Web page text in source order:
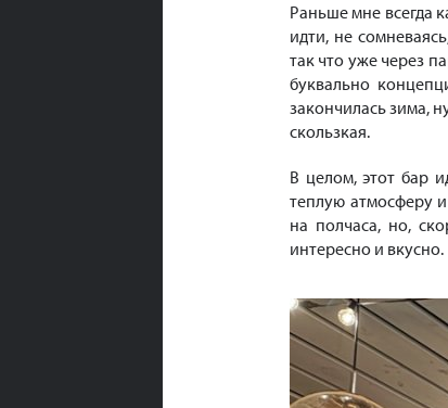
Раньше мне всегда
идти, не
так что уже через
буквально
закончилась зима,
скользкая.
В целом, этот бар
теплую атмосферу
на полчаса, но,
интересно и вкусно.